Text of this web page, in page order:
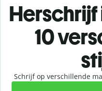
Herschrijf
10
Schrijf op verschillende
Slide 1 of 2